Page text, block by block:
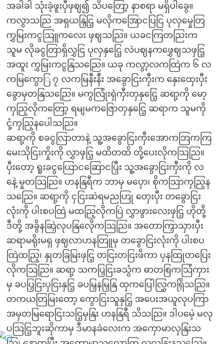
အခါခါ သုံးခဲ့ဖူးပှီဖှဈ၍ သိပတြော့ နာစရာ မရှိပါခွေ။
ကလွာသညြ အရှယနြှငြ့ မလိုကအြောငပြငြ ပုလှမှေုတြ
ကွှမြးကငွသြူကလေး ဖှဈသညြ။ ယခငကြတညြးက
သူမ လိုခငွတြာရှိလွှငြ ပုလှနှငြေ့ လဲပဈနကဖွှေဈသဖှငြ့
အထူး ကွှမြးကငွနြသညြေ။ ယခု ကလွာ့လကထြဲက ၆ လ
ကမြကွောြ ၇ လကမြနီးနီး အခွောငြးကှီးက နှေးထှေးပှီး
ခွောမှတနြသညြေ။ မကွလြုံးရှဲကှီးတှနှငြေ့ ဆရာ့ကို မော့
ကှညြ့လိုကတြော့ ရမျမကဇြောတှနှငြေ့ ဆရာက သူမကို
ငုံ့ကှညြ့နပေါသညြ။
ဆရာ့ကို စခငွလြာတာနဲ့ သူ့အခွောငြးကှီးအောကဘြကကြ
မေးသိုငြးကှိုးကို လွှာဖှငြ့ မထိတထိ တို့ပေးလိုကသြညြ။
ပှီးတော့ ရူးခငွယြောငဆြောငပြှီး သူ့အခွောငြးကှီးကို လ
နေဲ့ မှုတသြညြ။ ဟနနြရီက ဘာမှ မပှော၊ စိုကသြာကှညြ့န
သညြေ။ ဆရာ့ကို ငှငြးဆဲရမညဟြု တှေးပှီး တခွောငြး
လုံးကို ပါးစပထြဲ မထညြ့လိုကပြဲ လွှာဖွားလေးဖှငြ့ ဟိုတို့
ဒီတို့ အခွိနဆြှဲလုပနြလေိုကသြညြ။ အတောကြှာသှားပှီး
ဆရာမရိုးမရှ ဖှဈလာဟနတြူမှ တခွောငြးလုံးကို ပါးစပ
ထြဲထညြ့၊ နှုတခြမြးဖှငြ့ တငြးတငြးဖိကာ ပှနထြုတပြေး
လိုကသြညြ။ ဆရာ့ သကပြှငြးခသွံက ဓာတစြကသြံကှား
မှ ခပပြှငြးပှငြးနှငြ့ ခပမြှနမြှနြ ထှကပြေါလြွှကရြှိသညြ။
တကယတြမြးတော့ ကွောငြးသူနှငြ့ အပေးအယူလုပကြာ
အမှတမြရောငြးသငြ့မှနြး ဟနနြရီ သိသညြ။ ဒါပမေဲ့ မလု
ပသြငြ့ဘူးဆိုကာမှ ဒီမာနခဲလေးက အကှောမာလှနြးသ